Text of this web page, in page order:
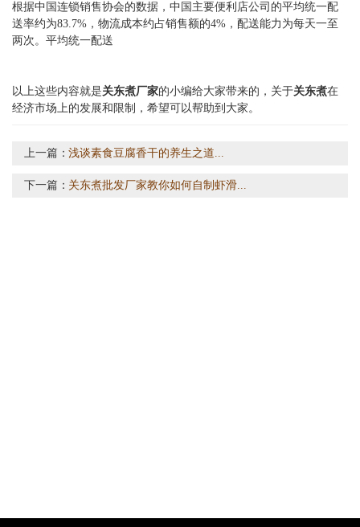
根据中国连锁销售协会的数据，中国主要便利店公司的平均统一配
送率约为83.7%，物流成本约占销售额的4%，配送能力为每天一至
两次。平均统一配送
以上这些内容就是关东煮厂家的小编给大家带来的，关于关东煮在
经济市场上的发展和限制，希望可以帮助到大家。
上一篇：浅谈素食豆腐香干的养生之道...
下一篇： 关东煮批发厂家教你如何自制虾滑...